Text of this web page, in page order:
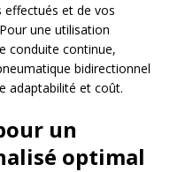
et de vos
une utilisation
conduite continue,
bidirectionnel
adaptabilité et coût.
un
optimal